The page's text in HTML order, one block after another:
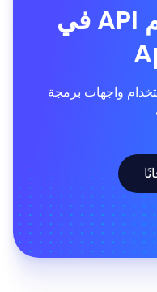
ممارسة تصميم API في
واجهات برمجة